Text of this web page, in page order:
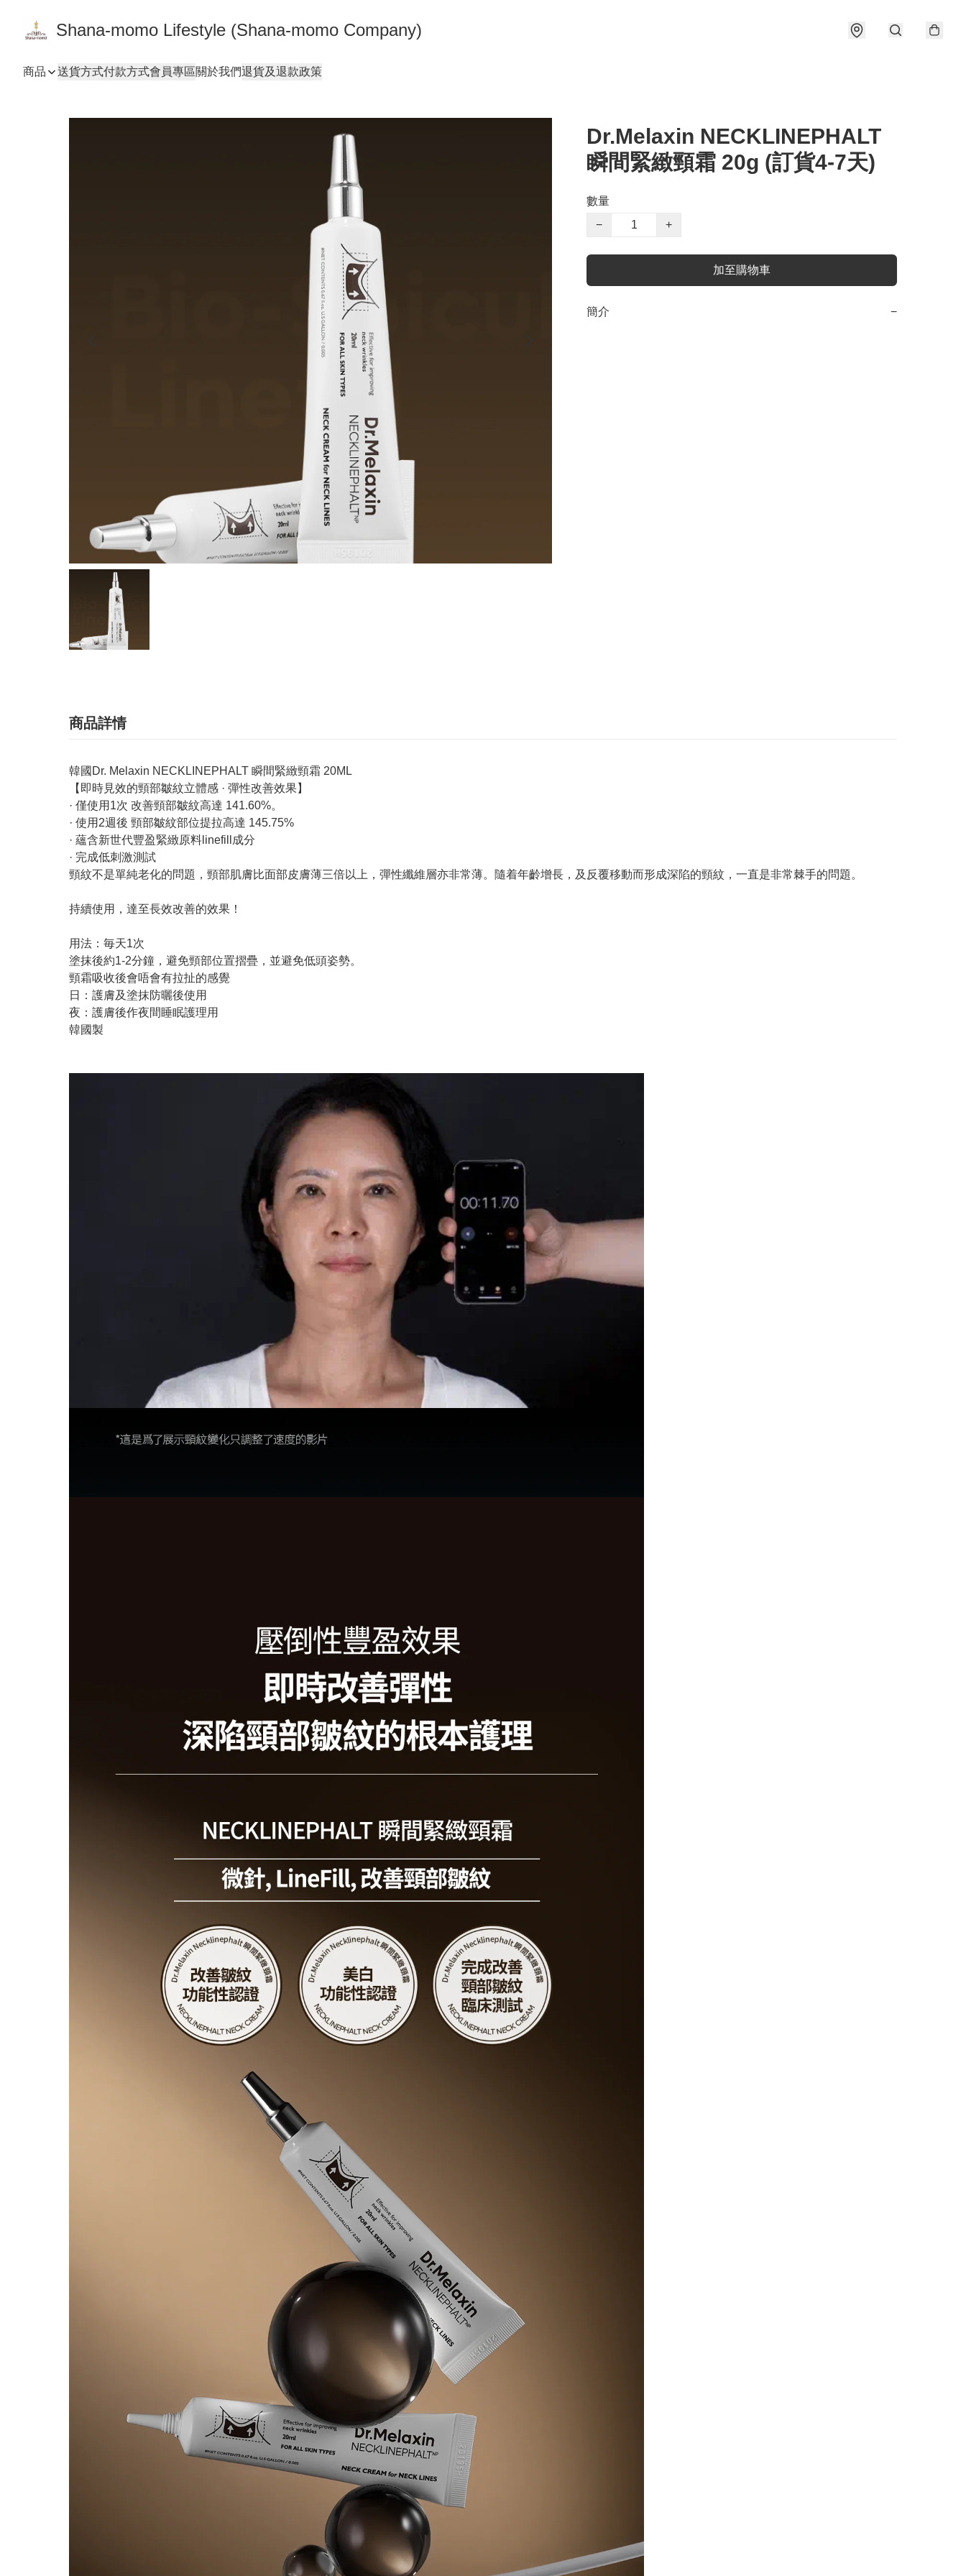
Shana-momo Lifestyle (Shana-momo Company)
商品 送貨方式付款方式會員專區關於我們退貨及退款政策
Dr.Melaxin NECKLINEPHALT
瞬間緊緻頸霜 20g (訂貨4-7天)
數量
−
+
加至購物車
簡介 −
商品詳情
韓國Dr. Melaxin NECKLINEPHALT 瞬間緊緻頸霜 20ML
【即時見效的頸部皺紋立體感 · 彈性改善效果】
· 僅使用1次 改善頸部皺紋高達 141.60%。
· 使用2週後 頸部皺紋部位提拉高達 145.75%
· 蘊含新世代豐盈緊緻原料linefill成分
· 完成低刺激測試
頸紋不是單純老化的問題，頸部肌膚比面部皮膚薄三倍以上，彈性纖維層亦非常薄。隨着年齡增長，及反覆移動而形成深陷的頸紋，一直是非常棘手的問題。
持續使用，達至長效改善的效果！
用法：毎天1次
塗抹後約1-2分鐘，避免頸部位置摺疊，並避免低頭姿勢。
頸霜吸收後會唔會有拉扯的感覺
日：護膚及塗抹防曬後使用
夜：護膚後作夜間睡眠護理用
韓國製